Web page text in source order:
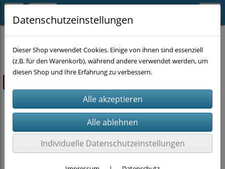
CHEMIE KFZ-Chemie
Datenschutzeinstellungen
Dieser Shop verwendet Cookies. Einige von ihnen sind essenziell
(z.B. für den Warenkorb), während andere verwendet werden, um
diesen Shop und Ihre Erfahrung zu verbessern.
Individuelle Datenschutzeinstellungen